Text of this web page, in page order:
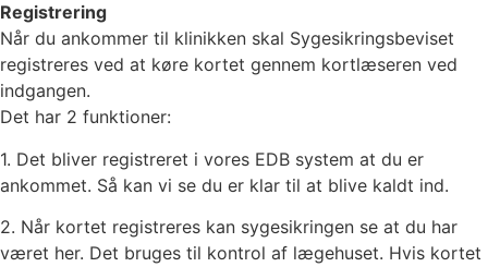
Registrering
Når du ankommer til klinikken skal Sygesikringsbeviset
registreres ved at køre kortet gennem kortlæseren ved
indgangen.
Det har 2 funktioner:
1. Det bliver registreret i vores EDB system at du er
ankommet. Så kan vi se du er klar til at blive kaldt ind.
2. Når kortet registreres kan sygesikringen se at du har
været her. Det bruges til kontrol af lægehuset. Hvis kortet